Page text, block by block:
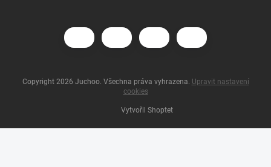
Vytvořil Shoptet
Copyright 2026 Juchoo. Všechna práva vyhrazena. Upravit nastavení
cookies